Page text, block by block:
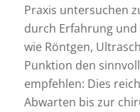
Praxis untersuchen
durch Erfahrung
wie Röntgen,
Punktion den
empfehlen: Dies
Abwarten bis zur